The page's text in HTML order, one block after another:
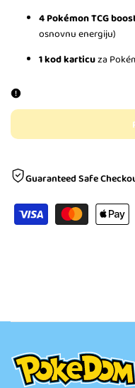
4 Pokémon TCG
osnovnu energiju)
1 kod karticuza
Guaranteed Safe